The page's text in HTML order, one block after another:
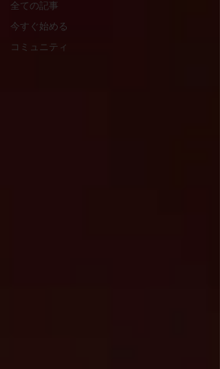
全ての記事
今すぐ始める
コミュニティ